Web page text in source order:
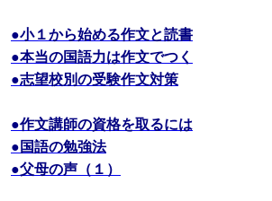
●小１から始める作文と読書
●本当の国語力は作文でつく
●志望校別の受験作文対策
●作文講師の資格を取るには
●国語の勉強法
●父母の声（１）